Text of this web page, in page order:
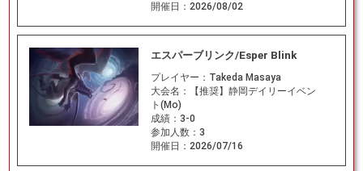
開催日： 2026/08/02
エスパーブリンク/Esper Blink
プレイヤー： Takeda Masaya
大会名：
【推奨】静岡デイリーイベン
ト(Mo)
成績： 3-0
参加人数： 3
開催日： 2026/07/16